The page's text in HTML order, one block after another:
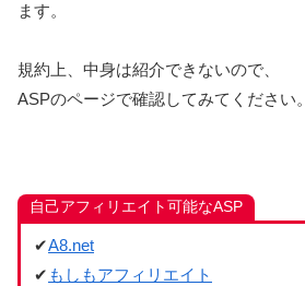
ます。
規約上、中身は紹介できないので、
ASPのページで確認してみてください。
自己アフィリエイト可能なASP
✔A8.net
✔ もしもアフィリエイト